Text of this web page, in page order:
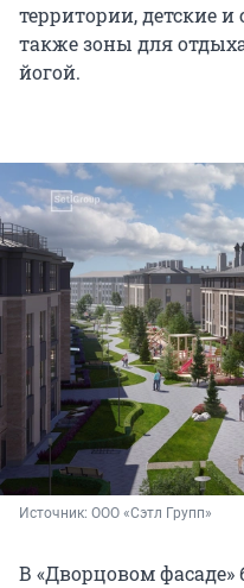
территории, детские
также зоны для
йогой.
Источник: ООО «Сэтл Групп»
В «Дворцовом фасаде»